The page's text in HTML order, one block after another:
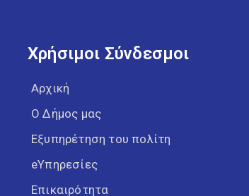
Χρήσιμοι Σύνδεσμοι
Αρχική
Ο Δήμος μας
Εξυπηρέτηση του πολίτη
eΥπηρεσίες
Επικαιρότητα